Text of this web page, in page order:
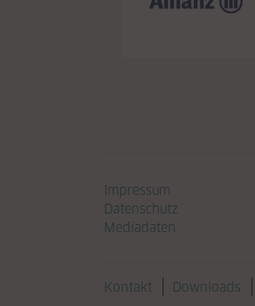
Navigation überspringen
Impressum
Datenschutz
Mediadaten
Navigation überspringen
Kontakt Downloads